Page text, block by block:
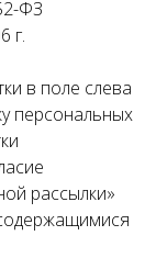
ФЗ
г.
в поле слева
персональных
рассылки»